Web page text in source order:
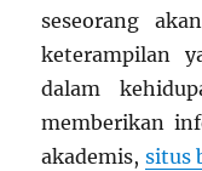
seseorang
keterampilan
dalam
memberikan
akademis, situs